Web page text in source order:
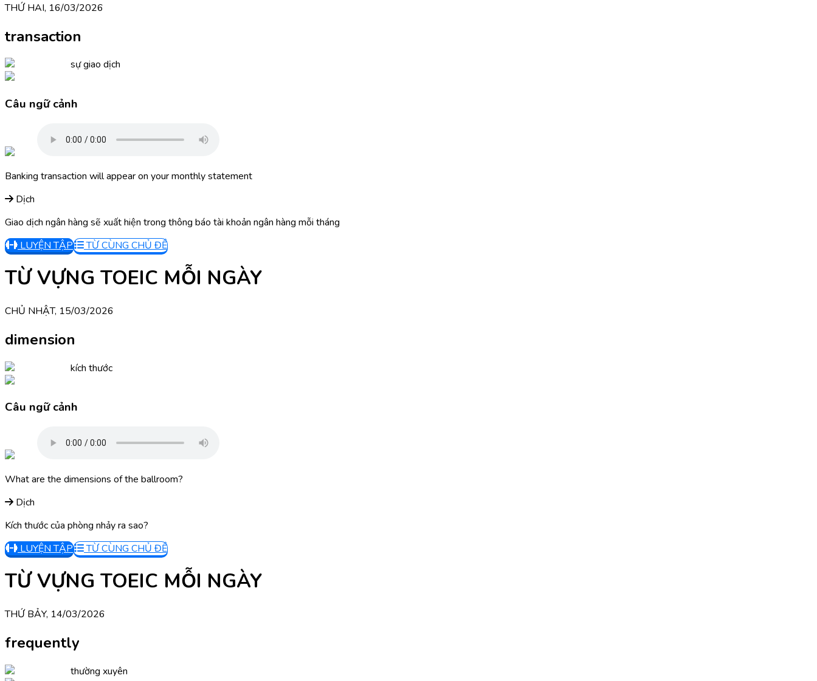
THỨ HAI, 16/03/2026
transaction
sự giao dịch
Câu ngữ cảnh
Banking transaction will appear on your monthly statement
Dịch
Giao dịch ngân hàng sẽ xuất hiện trong thông báo tài khoản ngân hàng mỗi tháng
LUYỆN TẬP
TỪ CÙNG CHỦ ĐỀ
TỪ VỰNG TOEIC MỖI NGÀY
CHỦ NHẬT, 15/03/2026
dimension
kích thước
Câu ngữ cảnh
What are the dimensions of the ballroom?
Dịch
Kích thước của phòng nhảy ra sao?
LUYỆN TẬP
TỪ CÙNG CHỦ ĐỀ
TỪ VỰNG TOEIC MỖI NGÀY
THỨ BẢY, 14/03/2026
frequently
thường xuyên